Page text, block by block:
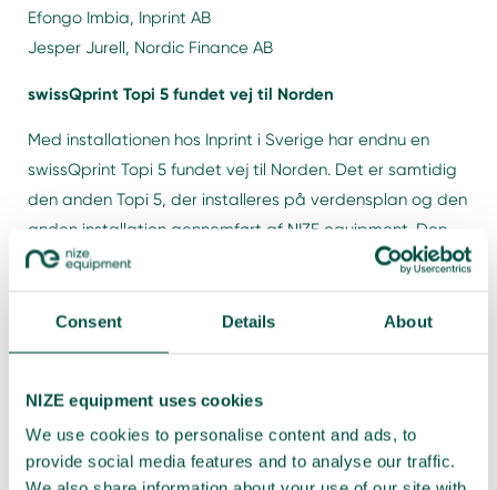
Consent Details About
NIZE equipment uses cookies
We use cookies to personalise content and ads, to
provide social media features and to analyse our traffic.
Efongo Imbia, Inprint AB
Jesper Jurell, Nordic Finance AB
swissQprint Topi 5 fundet vej til Norden
Med installationen hos Inprint i Sverige har endnu en
swissQprint Topi 5 fundet vej til Norden. Det er samtidig
den anden Topi 5, der installeres på verdensplan og den
anden installation gennemført af NIZE equipment. Den
første blev tidligere installeret i Danmark. For os handler
at bringe den nyeste teknologi hurtigt og sikkert i drift
hos kunder, der ønsker at ligge forrest i markedet.
Strategisk investering i kvalitet og levetid
Inprint, et full-service trykkeri med knap 20 års erfaring,
har investeret i swissQprint Topi 5 for at styrke